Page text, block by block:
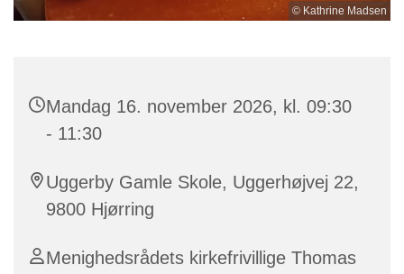
© Kathrine Madsen
Mandag 16. november 2026, kl. 09:30
- 11:30
Uggerby Gamle Skole, Uggerhøjvej 22,
9800 Hjørring
Menighedsrådets kirkefrivillige Thomas